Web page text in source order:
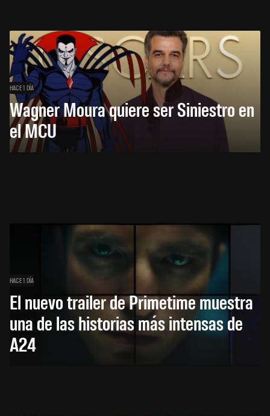
HACE 1 DÍA
Wagner Moura quiere ser Siniestro en
el MCU
HACE 1 DÍA
El nuevo trailer de Primetime muestra
una de las historias más intensas de
A24